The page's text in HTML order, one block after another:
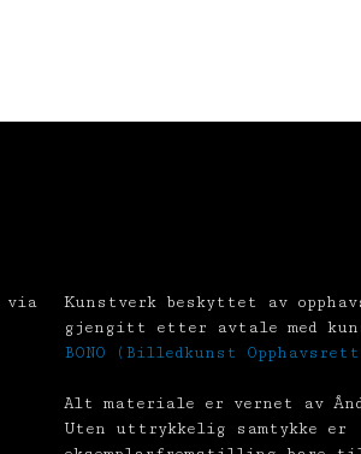
via
Kunstverk beskyttet av
gjengitt etter avtale med
BONO (Billedkunst
Alt materiale er vernet av
Uten uttrykkelig samtykke er